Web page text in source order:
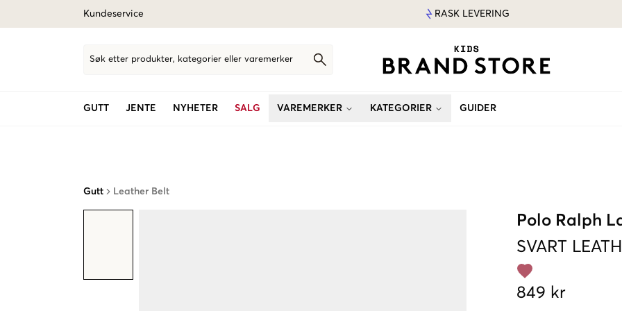
Kundeservice RASK LEVERING
Søk etter produkter, kategorier eller varemerker
GUTT JENTE NYHETER SALG VAREMERKER KATEGORIER GUIDER
Gutt Leather Belt
Polo Ralph
SVART
849 kr